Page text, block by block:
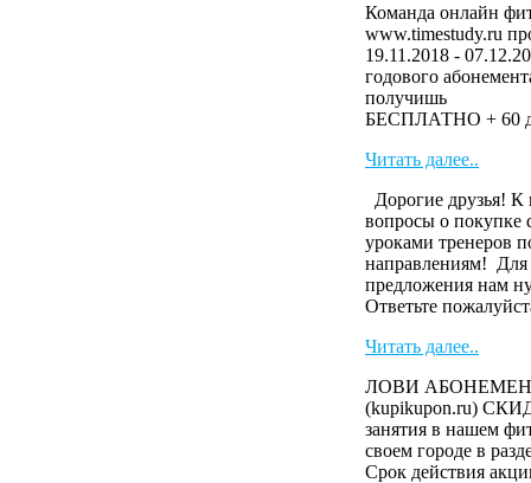
Команда онлайн
www.timestudy.ru
19.11.2018 -
годового
БЕСПЛАТНО + 60
Читать далее..
Дорогие друзья! К
вопросы о покупке
уроками тренеров
направлениям! Для
предложения нам
Ответьте
Читать далее..
ЛОВИ АБОНЕМЕНТ
(kupikupon.ru)
занятия в нашем
своем городе в
Cрок действия